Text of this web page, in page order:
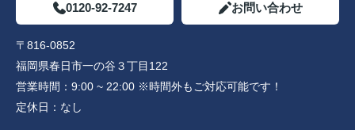
0120-92-7247 お問い合わせ
〒816-0852
福岡県春日市一の谷３丁目122
営業時間： 9:00 ~ 22:00 ※時間外もご対応可能です！
定休日： なし